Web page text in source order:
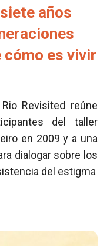
años
cómo es vivir
Revisited reúne
del taller
en 2009 y a una
dialogar sobre los
del estigma